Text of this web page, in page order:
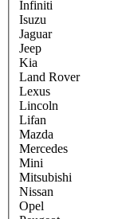
Infiniti
Isuzu
Jaguar
Jeep
Kia
Land Rover
Lexus
Lincoln
Lifan
Mazda
Mercedes
Mini
Mitsubishi
Nissan
Opel